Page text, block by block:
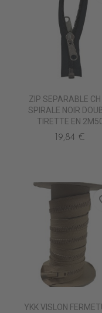
ZIP SEPARABLE
SPIRALE NOIR
TIRETTE EN
19,84 €
YKK VISLON